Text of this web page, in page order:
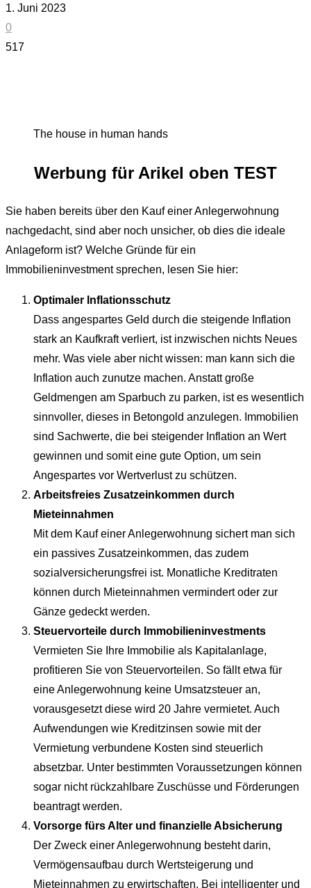
1. Juni 2023
0
517
The house in human hands
Werbung für Arikel oben TEST
Sie haben bereits über den Kauf einer Anlegerwohnung
nachgedacht, sind aber noch unsicher, ob dies die ideale
Anlageform ist? Welche Gründe für ein
Immobilieninvestment sprechen, lesen Sie hier:
Optimaler Inflationsschutz
Dass angespartes Geld durch die steigende Inflation
stark an Kaufkraft verliert, ist inzwischen nichts Neues
mehr. Was viele aber nicht wissen: man kann sich die
Inflation auch zunutze machen. Anstatt große
Geldmengen am Sparbuch zu parken, ist es wesentlich
sinnvoller, dieses in Betongold anzulegen. Immobilien
sind Sachwerte, die bei steigender Inflation an Wert
gewinnen und somit eine gute Option, um sein
Angespartes vor Wertverlust zu schützen.
Arbeitsfreies Zusatzeinkommen durch
Mieteinnahmen
Mit dem Kauf einer Anlegerwohnung sichert man sich
ein passives Zusatzeinkommen, das zudem
sozialversicherungsfrei ist. Monatliche Kreditraten
können durch Mieteinnahmen vermindert oder zur
Gänze gedeckt werden.
Steuervorteile durch Immobilieninvestments
Vermieten Sie Ihre Immobilie als Kapitalanlage,
profitieren Sie von Steuervorteilen. So fällt etwa für
eine Anlegerwohnung keine Umsatzsteuer an,
vorausgesetzt diese wird 20 Jahre vermietet. Auch
Aufwendungen wie Kreditzinsen sowie mit der
Vermietung verbundene Kosten sind steuerlich
absetzbar. Unter bestimmten Voraussetzungen können
sogar nicht rückzahlbare Zuschüsse und Förderungen
beantragt werden.
Vorsorge fürs Alter und finanzielle Absicherung
Der Zweck einer Anlegerwohnung besteht darin,
Vermögensaufbau durch Wertsteigerung und
Mieteinnahmen zu erwirtschaften. Bei intelligenter und